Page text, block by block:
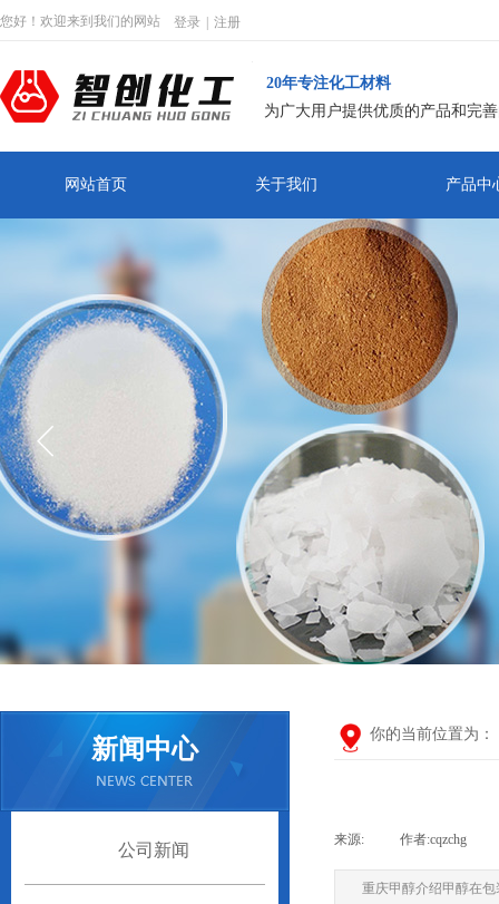
登录 注册
您好！欢迎来到我们的网站
20年专注化工材料
为广大用户提供优质的产品和完
网站首页 关于我们 产品中
你的当前位置为：
新闻中心
来源: 作者:cqzchg
重庆甲醇介绍甲醇在
公司新闻